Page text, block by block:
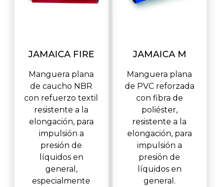
JAMAICA FIRE
Manguera plana
de caucho NBR
con refuerzo textil
resistente a la
elongación, para
impulsión a
presión de
líquidos en
general,
especialmente
JAMAICA M
Manguera plana
de PVC reforzada
con fibra de
poliéster,
resistente a la
elongación, para
impulsión a
presión de
líquidos en
general.